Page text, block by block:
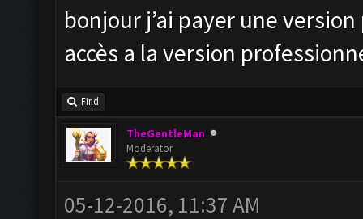
bonjour j’ai payer une
accès a la version
Find
TheGentleMan
Moderator
05-12-2016, 11:37 AM